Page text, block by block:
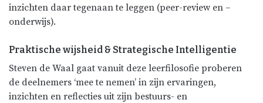
inzichten daar tegenaan te leggen (peer-review en –
onderwijs).
Praktische wijsheid & Strategische Intelligentie
Steven de Waal gaat vanuit deze leerfilosofie proberen
de deelnemers ‘mee te nemen’ in zijn ervaringen,
inzichten en reflecties uit zijn bestuurs- en